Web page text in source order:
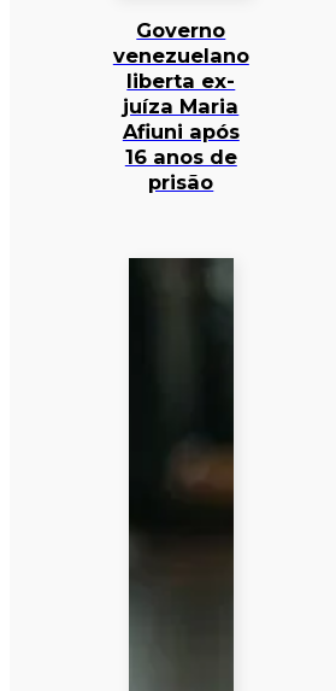
Governo
venezuelano
liberta ex-
juíza Maria
Afiuni após
16 anos de
prisão